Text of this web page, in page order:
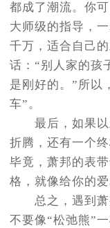
都成了潮流。你
大师级的指导，
千万，适合自己
话：“别人家的孩
是刚好的。”所以
车”。
最后，如果以
折腾，还有一个
毕竟，萧邦的表
格，就像给你的
总之，遇到萧
不要像“松弛熊”